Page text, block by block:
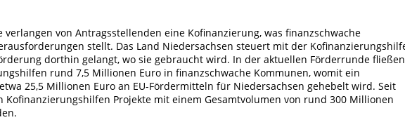
verlangen von Antragsstellenden eine Kofinanzierung, was finanzschwache
stellt. Das Land Niedersachsen steuert mit der
dorthin gelangt, wo sie gebraucht wird. In der aktuellen Förderrunde fließen
rund 7,5 Millionen Euro in finanzschwache Kommunen, womit ein
25,5 Millionen Euro an EU-Fördermitteln für Niedersachsen gehebelt wird. Seit
Kofinanzierungshilfen Projekte mit einem Gesamtvolumen von rund 300 Millionen